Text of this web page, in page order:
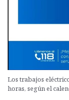
Los trabajos
horas, según el